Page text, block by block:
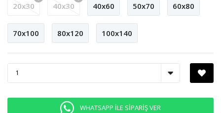
20x30 40x30 40x60 50x70 60x80
70x100 80x120 100x140
WHATSAPP İLE SİPARİŞ VER